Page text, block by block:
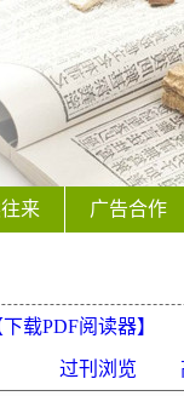
来 广告合作
下载PDF阅读器】
过刊浏览